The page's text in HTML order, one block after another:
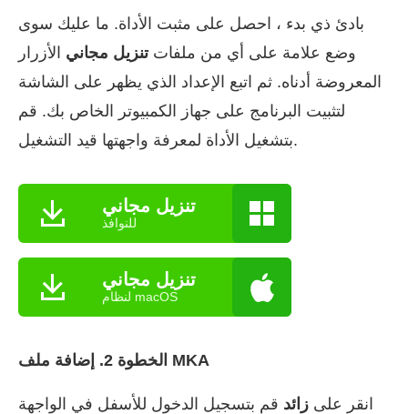
بادئ ذي بدء ، احصل على مثبت الأداة. ما عليك سوى
وضع علامة على أي من ملفاتتنزيل مجاني الأزرار
المعروضة أدناه. ثم اتبع الإعداد الذي يظهر على الشاشة
لتثبيت البرنامج على جهاز الكمبيوتر الخاص بك. قم
بتشغيل الأداة لمعرفة واجهتها قيد التشغيل.
تنزيل مجاني
للنوافذ
تنزيل مجاني
لنظام macOS
الخطوة 2. إضافة ملف MKA
انقر على زائد قم بتسجيل الدخول للأسفل في الواجهة